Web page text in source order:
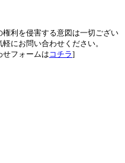
利を侵害する意図は一切ござい
にお問い合わせください。
せフォームは コチラ]